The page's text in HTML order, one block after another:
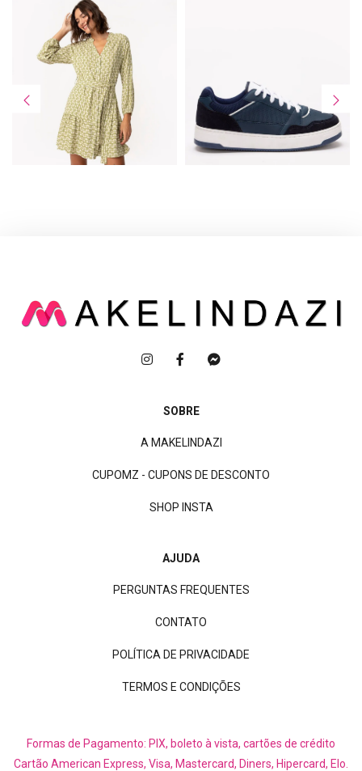
SOBRE
A MAKELINDAZI
CUPOMZ - CUPONS DE DESCONTO
SHOP INSTA
AJUDA
PERGUNTAS FREQUENTES
CONTATO
POLÍTICA DE PRIVACIDADE
TERMOS E CONDIÇÕES
Formas de Pagamento: PIX, boleto à vista, cartões de crédito
Cartão American Express, Visa, Mastercard, Diners, Hipercard, Elo.